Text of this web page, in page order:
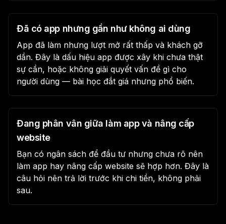
Đã có app nhưng gần như không ai dùng
App đã làm nhưng lượt mở rất thấp và khách gỡ
dần. Đây là dấu hiệu app được xây khi chưa thật
sự cần, hoặc không giải quyết vấn đề gì cho
người dùng — bài học đắt giá nhưng phổ biến.
Đang phân vân giữa làm app và nâng cấp
website
Bạn có ngân sách để đầu tư nhưng chưa rõ nên
làm app hay nâng cấp website sẽ hợp hơn. Đây là
câu hỏi nên trả lời trước khi chi tiền, không phải
sau.